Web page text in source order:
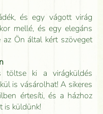
és egy vágott virág
mellé, és egy elegáns
az Ön által kért szöveget
töltse ki a virágküldés
is vásárolhat! A sikeres
értesíti, és a házhoz
is küldünk!